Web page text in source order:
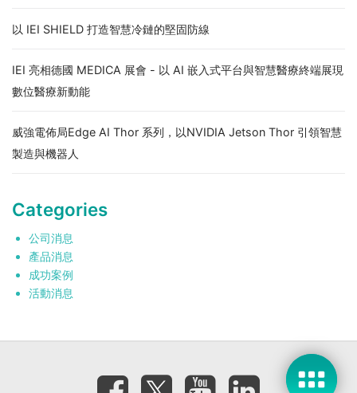
以 IEI SHIELD 打造智慧冷鏈的堅固防線
IEI 亮相德國 MEDICA 展會 - 以 AI 嵌入式平台與智慧醫療終端展現
數位醫療新動能
威強電佈局Edge AI Thor 系列，以NVIDIA Jetson Thor 引領智慧
製造與機器人
Categories
公司消息
產品消息
成功案例
活動消息